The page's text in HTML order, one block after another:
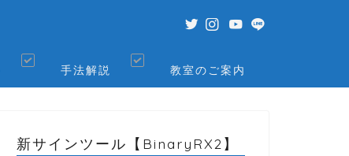
手法解説 教室のご案内
新サインツール【BinaryRX2】